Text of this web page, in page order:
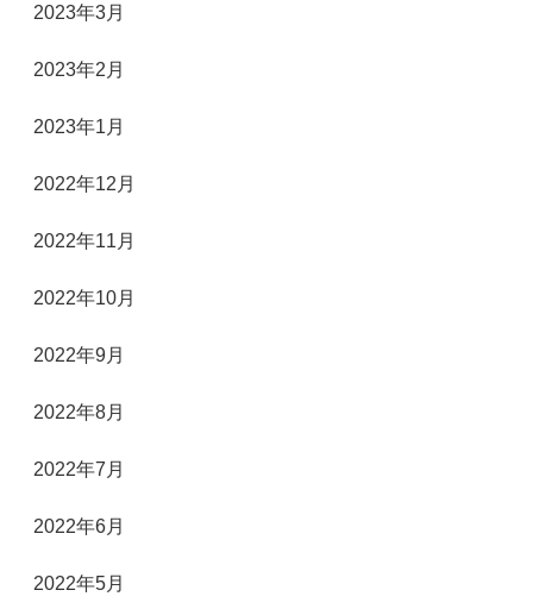
2023年3月
2023年2月
2023年1月
2022年12月
2022年11月
2022年10月
2022年9月
2022年8月
2022年7月
2022年6月
2022年5月